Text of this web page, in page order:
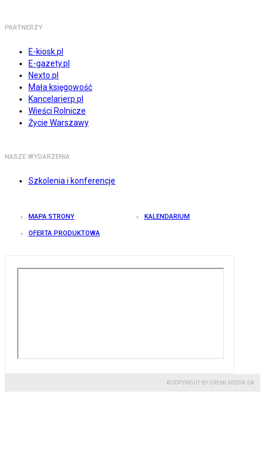
PARTNERZY
E-kiosk.pl
E-gazety.pl
Nexto.pl
Mała księgowość
Kancelarierp.pl
Wieści Rolnicze
Życie Warszawy
NASZE WYDARZENIA
Szkolenia i konferencje
MAPA STRONY KALENDARIUM
OFERTA PRODUKTOWA
© COPYRIGHT BY GREMI MEDIA SA